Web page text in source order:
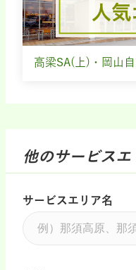
高梁SA(上)・岡山
他のサービス
サービスエリア名